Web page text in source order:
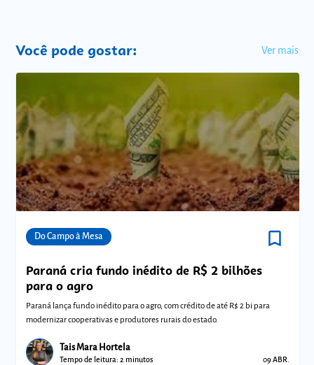
Você pode gostar: Ver mais
Do Campo à Mesa bookmark_border
Paraná cria fundo inédito de R$ 2 bilhões
para o agro
Paraná lança fundo inédito para o agro, com crédito de até R$ 2 bi para
modernizar cooperativas e produtores rurais do estado.
Tais Mara Hortela
Tempo de leitura: 2 minutos 09 ABR.